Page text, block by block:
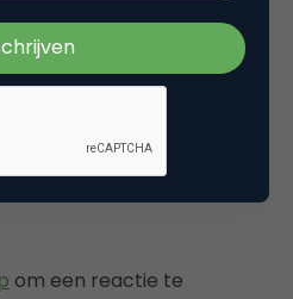
when you put it
om een reactie te